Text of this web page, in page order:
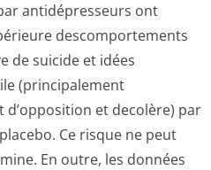
antidépresseurs ont
descomportements
de suicide et idées
(principalement
et decolère) par
Ce risque ne peut
En outre, les données